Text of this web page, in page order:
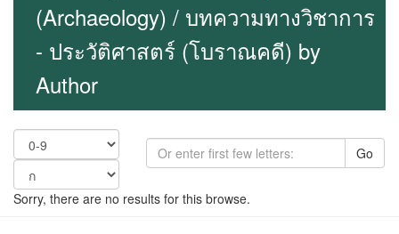
(Archaeology) / บทความทางวิชาการ
- ประวัติศาสตร์ (โบราณคดี) by
Author
Go
Sorry, there are no results for this browse.